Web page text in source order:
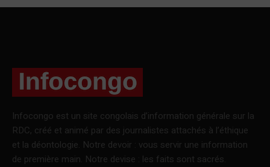
Infocongo est un site congolais d’information générale sur la
RDC, créé et animé par des journalistes attachés à l’éthique
et la déontologie. Notre devoir : vous servir une information
de première main. Notre devise : les faits sont sacrés.